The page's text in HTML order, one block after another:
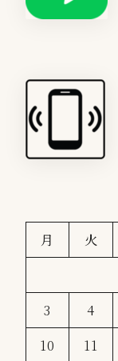
月
火
3
4
10
11